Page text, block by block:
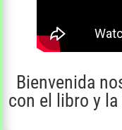
Bienvenida
con el libro y